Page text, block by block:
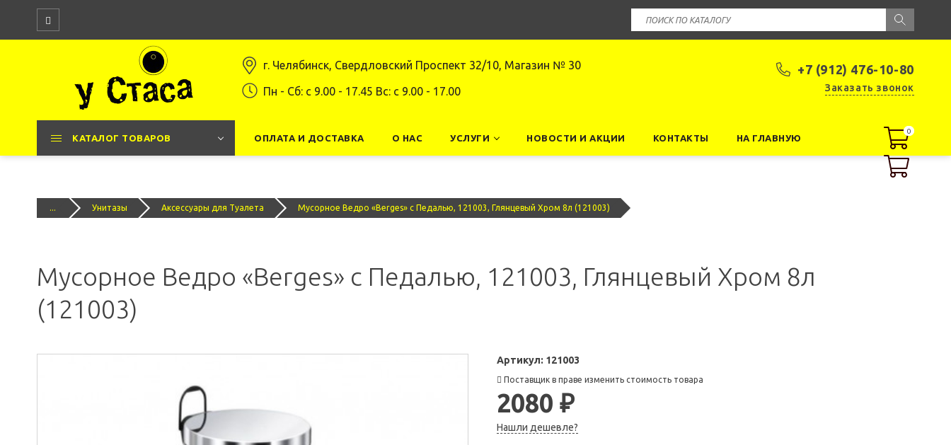
+7 (912) 476-10-80
Заказать звонок
г. Челябинск, Свердловский Проспект 32/10, Магазин № 30
Пн - Сб: c 9.00 - 17.45 Вс: c 9.00 - 17.00
КАТАЛОГ ТОВАРОВ ОПЛАТА И ДОСТАВКА О НАС УСЛУГИ НОВОСТИ И АКЦИИ КОНТАКТЫ НА ГЛАВНУЮ
0
0
... Унитазы Аксессуары для Туалета Мусорное Ведро «Berges» с Педалью, 121003, Глянцевый Хром 8л (121003)
Мусорное Ведро «Berges» с Педалью, 121003, Глянцевый Хром 8л
(121003)
Артикул: 121003
Поставщик в праве изменить стоимость товара
2080 ₽
Нашли дешевле?